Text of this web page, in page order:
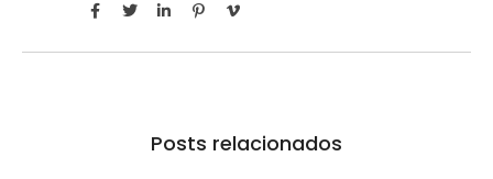
Posts relacionados